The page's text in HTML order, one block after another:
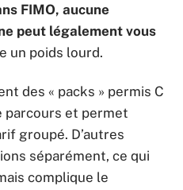
FIMO, aucune
peut légalement vous
un poids lourd.
des « packs » permis C
parcours et permet
groupé. D’autres
séparément, ce qui
complique le